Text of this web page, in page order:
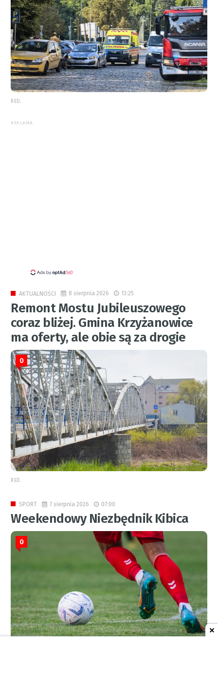
RED.
REKLAMA
AKTUALNOŚCI 8 sierpnia 2026 13:25
Remont Mostu Jubileuszowego
coraz bliżej. Gmina Krzyżanowice
ma oferty, ale obie są za drogie
0
RED.
SPORT 7 sierpnia 2026 07:00
Weekendowy Niezbędnik Kibica
0